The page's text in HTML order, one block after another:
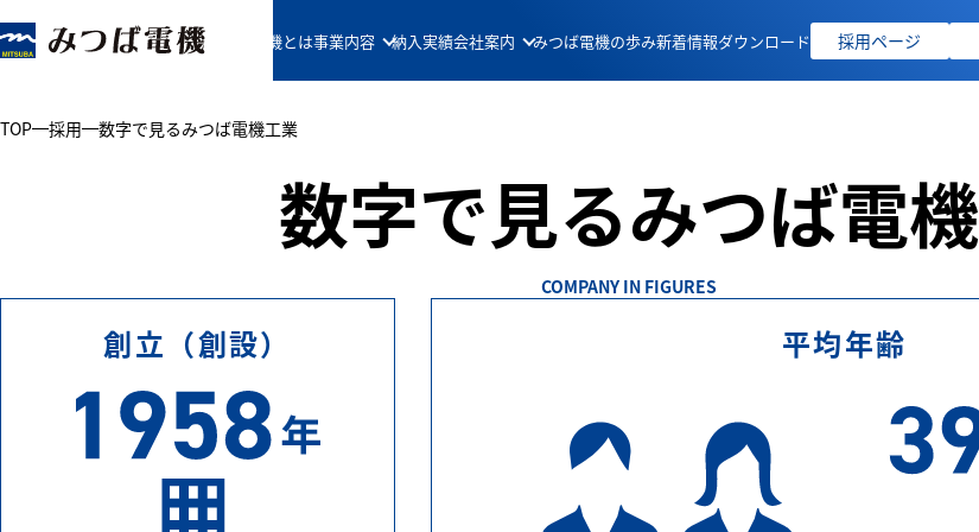
みつば電機とは事業内容 納入実績会社案内 みつば電機の歩み新着情報ダウンロード 採用ページ
TOP 採用 数字で見るみつば電機工業
数字で見るみつば電機
COMPANY IN FIGURES
創立（創設） 平均年齢